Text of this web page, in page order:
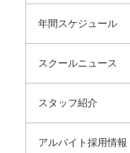
年間スケジュール
スクールニュース
スタッフ紹介
アルバイト採用情報